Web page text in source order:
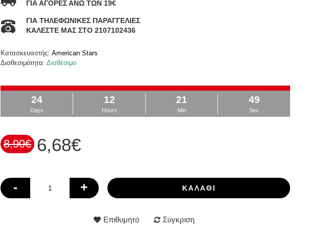
ΓΙΑ ΑΓΟΡΕΣ ΑΝΩ ΤΩΝ 19€
ΓΙΑ ΤΗΛΕΦΩΝΙΚΕΣ ΠΑΡΑΓΓΕΛΙΕΣ
ΚΑΛΕΣΤΕ ΜΑΣ ΣΤΟ 2107102436
Κατασκευαστής: American Stars
Διαθεσιμότητα: Διαθέσιμο
24
Days
12
Hours
21
Min
49
Sec
8,90€ 6,68€
- + ΚΑΛΆΘΙ
Επιθυμητό Σύγκριση